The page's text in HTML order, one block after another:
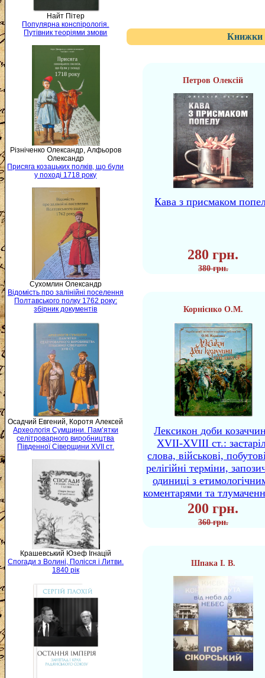
Найт Пітер
Популярна конспірологія.
Путівник теоріями змови
Різніченко Олександр, Алфьоров
Олександр
Присяга козацьких полків, що були
у поході 1718 року
Сухомлин Олександр
Відомість про залінійні поселення
Полтавського полку 1762 року:
збірник документів
Осадчий Евгений, Коротя Алексей
Археологія Сумщини. Пам’ятки
селітроварного виробництва
Південної Сіверщини XVII ст.
Крашевський Юзеф Ігнацій
Спогади з Волині, Полісся і Литви.
1840 рік
Книжки
Петров Олексій
Кава з присмаком
280 грн.
380 грн.
Корнієнко О.М.
Лексикон доби
XVII-XVIII ст.:
слова, військові,
релігійні терміни,
одиниці з
коментарями та
200 грн.
360 грн.
Шпака І. В.